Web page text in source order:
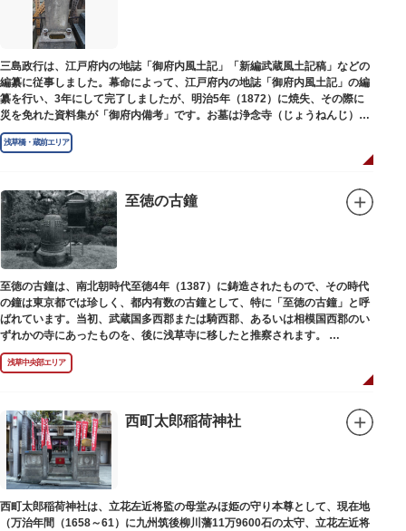
三島政行は、江戸府内の地誌「御府内風土記」「新編武蔵風土記稿」などの
編纂に従事しました。幕命によって、江戸府内の地誌「御府内風土記」の編
纂を行い、3年にして完了しましたが、明治5年（1872）に焼失、その際に
災を免れた資料集が「御府内備考」です。お墓は浄念寺（じょうねんじ）境
内にあります。
浅草橋・蔵前エリア
至徳の古鐘
至徳の古鐘は、南北朝時代至徳4年（1387）に鋳造されたもので、その時代
の鐘は東京都では珍しく、都内有数の古鐘として、特に「至徳の古鐘」と呼
ばれています。当初、武蔵国多西郡または騎西郡、あるいは相模国西郡のい
ずれかの寺にあったものを、後に浅草寺に移したと推察されます。
現在は、五重塔北側の絵馬堂内に保管されています。絵馬堂は通常非公開と
なっていますが、不定期で行われる「伝法院庭園拝観と絵馬展」が開催され
浅草中央部エリア
西町太郎稲荷神社
西町太郎稲荷神社は、立花左近将監の母堂みほ姫の守り本尊として、現在地
（万治年間（1658～61）に九州筑後柳川藩11万9600石の太守、立花左近将